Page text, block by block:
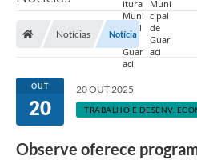
Secretarias
Covid-19
Notícias Notícia
OUT
20
20 OUT 2025
TRABALHO E DESENV.
Observe oferece